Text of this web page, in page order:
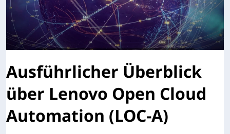
Ausführlicher Überblick
über Lenovo Open Cloud
Automation (LOC-A)